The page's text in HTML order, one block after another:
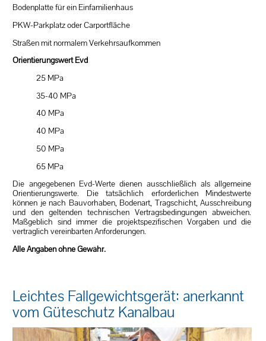
Bodenplatte für ein Einfamilienhaus
PKW-Parkplatz oder Carportfläche
Straßen mit normalem Verkehrsaufkommen
Orientierungswert Evd
25 MPa
35-40 MPa
40 MPa
40 MPa
50 MPa
65 MPa
Die angegebenen Evd-Werte dienen ausschließlich als allgemeine
Orientierungswerte. Die tatsächlich erforderlichen Mindestwerte
können je nach Bauvorhaben, Bodenart, Tragschicht, Ausschreibung
und den geltenden technischen Vertragsbedingungen abweichen.
Maßgeblich sind immer die projektspezifischen Vorgaben und die
vertraglich vereinbarten Anforderungen.
Alle Angaben ohne Gewähr.
Leichtes Fallgewichtsgerät: anerkannt
vom Güteschutz Kanalbau